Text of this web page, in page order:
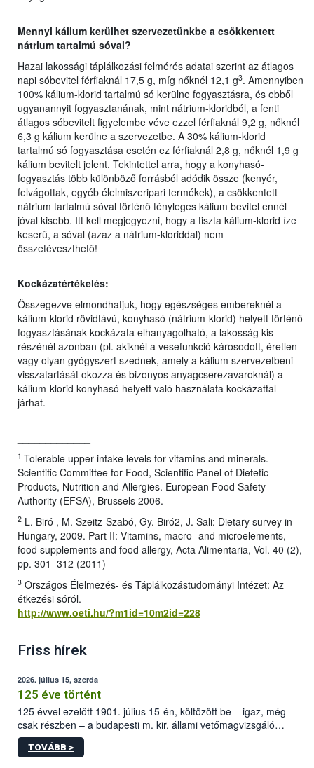
Mennyi kálium kerülhet szervezetünkbe a csökkentett
nátrium tartalmú sóval?
Hazai lakossági táplálkozási felmérés adatai szerint az átlagos
napi sóbevitel férfiaknál 17,5 g, míg nőknél 12,1 g3. Amennyiben
100% kálium-klorid tartalmú só kerülne fogyasztásra, és ebből
ugyanannyit fogyasztanának, mint nátrium-kloridból, a fenti
átlagos sóbevitelt figyelembe véve ezzel férfiaknál 9,2 g, nőknél
6,3 g kálium kerülne a szervezetbe. A 30% kálium-klorid
tartalmú só fogyasztása esetén ez férfiaknál 2,8 g, nőknél 1,9 g
kálium bevitelt jelent. Tekintettel arra, hogy a konyhasó-
fogyasztás több különböző forrásból adódik össze (kenyér,
felvágottak, egyéb élelmiszeripari termékek), a csökkentett
nátrium tartalmú sóval történő tényleges kálium bevitel ennél
jóval kisebb. Itt kell megjegyezni, hogy a tiszta kálium-klorid íze
keserű, a sóval (azaz a nátrium-kloriddal) nem
összetéveszthető!
Kockázatértékelés:
Összegezve elmondhatjuk, hogy egészséges embereknél a
kálium-klorid rövidtávú, konyhasó (nátrium-klorid) helyett történő
fogyasztásának kockázata elhanyagolható, a lakosság kis
részénél azonban (pl. akiknél a vesefunkció károsodott, éretlen
vagy olyan gyógyszert szednek, amely a kálium szervezetbeni
visszatartását okozza és bizonyos anyagcserezavaroknál) a
kálium-klorid konyhasó helyett való használata kockázattal
járhat.
1 Tolerable upper intake levels for vitamins and minerals.
Scientific Committee for Food, Scientific Panel of Dietetic
Products, Nutrition and Allergies. European Food Safety
Authority (EFSA), Brussels 2006.
2 L. Biró , M. Szeitz-Szabó, Gy. Biró2, J. Sali: Dietary survey in
Hungary, 2009. Part II: Vitamins, macro- and microelements,
food supplements and food allergy, Acta Alimentaria, Vol. 40 (2),
pp. 301–312 (2011)
3 Országos Élelmezés- és Táplálkozástudományi Intézet: Az
étkezési sóról.
http://www.oeti.hu/?m1id=10m2id=228
Friss hírek
2026. július 15, szerda
125 éve történt
125 évvel ezelőtt 1901. július 15-én, költözött be – igaz, még
csak részben – a budapesti m. kir. állami vetőmagvizsgáló
állomás a Kis Rókus utca 15. szám alatti, Czigler Győző által
tervezett új épületébe.
TOVÁBB >